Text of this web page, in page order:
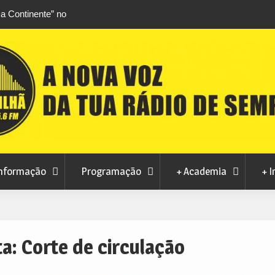
Continente” no
ultrapassada, mas autarquia apela ao
Programação + Academia +
Corte de circulação